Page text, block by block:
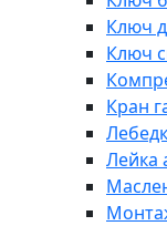
Ключ
Ключ
Кран
Лейка